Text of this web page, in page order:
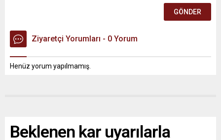
Ziyaretçi Yorumları - 0 Yorum
Henüz yorum yapılmamış.
Beklenen kar uyarılarla